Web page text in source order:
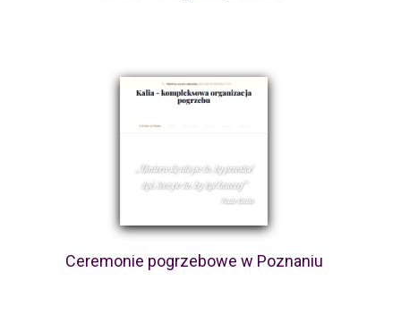
Ceremonie pogrzebowe w Poznaniu